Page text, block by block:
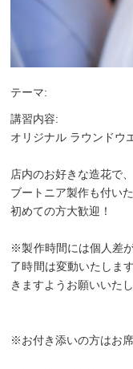
テーマ:
講習内容:
オリジナル ラウンドウ
店内のお好きな造花で
ブートニア製作も付い
初めての方大歓迎！
※製作時間には個人差
了時間は変動いたしま
きますようお願いいたし
※お付き添いの方はお